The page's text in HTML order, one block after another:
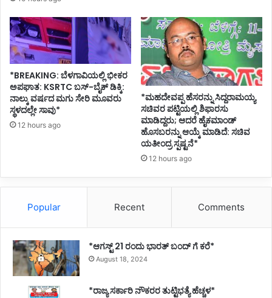
ಹ
ತ್
ಯೆ
ಗೆ
ಯ
ನ
*BREAKING: ಬೆಳಗಾವಿಯಲ್ಲಿ ಭೀಕರ
ಅಪಘಾತ: KSRTC ಬಸ್-ಬೈಕ್ ಡಿಕ್ಕಿ:
ನಾಲ್ಕು ವರ್ಷದ ಮಗು ಸೇರಿ ಮೂವರು
ಸ್ಥಳದಲ್ಲೇ ಸಾವು*
12 hours ago
*ಮಹದೇವಪ್ಪ ಹೆಸರನ್ನು ಸಿದ್ದರಾಮಯ್ಯ
ಸಚಿವರ ಪಟ್ಟಿಯಲ್ಲಿ ಶಿಫಾರಸು
ಮಾಡಿದ್ದರು; ಆದರೆ ಹೈಕಮಾಂಡ್
ಹೊಸಬರನ್ನು ಆಯ್ಕೆ ಮಾಡಿದೆ: ಸಚಿವ
ಯತೀಂದ್ರ ಸ್ಪಷ್ಟನೆ*
12 hours ago
Popular Recent Comments
*ಆಗಸ್ಟ್ 21 ರಂದು ಭಾರತ್‌ ಬಂದ್‌ ಗೆ ಕರೆ*
August 18, 2024
*ರಾಜ್ಯ ಸರ್ಕಾರಿ ನೌಕರರ ತುಟ್ಟಿಭತ್ಯೆ ಹೆಚ್ಚಳ*